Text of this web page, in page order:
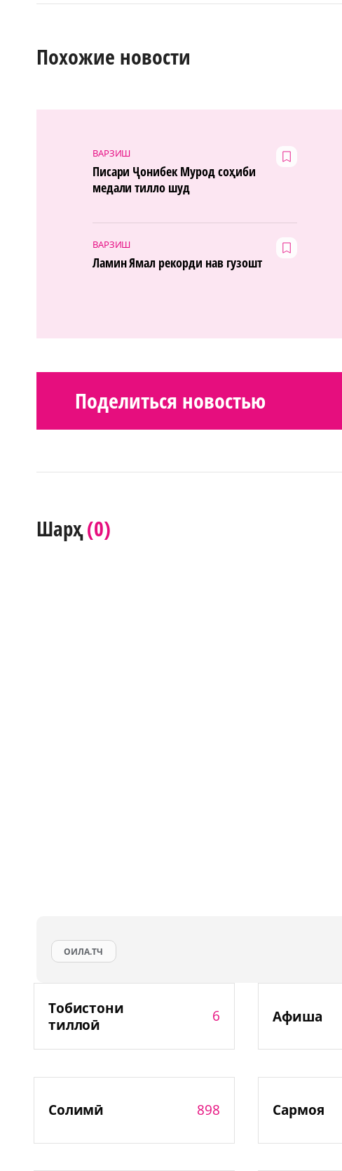
Похожие новости
ВАРЗИШ
Писари Ҷонибек Мурод соҳиби
медали тилло шуд
ВАРЗИШ
Ламин Ямал рекорди нав гузошт
Поделиться новостью
Шарҳ(0)
ОИЛА.ТЧ
Тобистони
тиллоӣ
6 Афиша
Солимӣ 898 Сармоя